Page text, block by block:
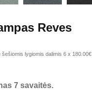
Reves
šešiomis lygiomis dalimis 6 x 180.00€
7 savaitės.